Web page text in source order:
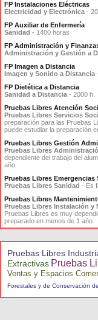
FP Instalaciones Eléctricas
Electricidad y Electrónica -
FP Auxiliar de Enfermería
Sanidad - 1400 horas
FP Administración y
Administración y Gestión a
FP Imagen a Distancia
Imagen y Sonido a Distancia
FP Dietética a Distancia
Sanidad a Distancia - 2000 h.
Pruebas Libres Atención
Pruebas Libres Servicios
preparación para las Pruebas
puede estudiar la preparación
Pruebas Libres Gestión
Pruebas Libres
dependiente del trabajo del
año
Pruebas Libres Emergencias
Pruebas Libres Sanidad - Es
Pruebas Libres
Pruebas Libres Instalación y
Pruebas Libres es muy
preparado en menos de 1 año
Pruebas Libres
Extractivas Pruebas
Ventas y Espacios
Forestales y de Conservación